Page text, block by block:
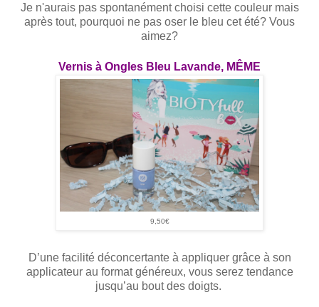
Je n'aurais pas spontanément choisi cette couleur mais
après tout, pourquoi ne pas oser le bleu cet été? Vous
aimez?
Vernis à Ongles Bleu Lavande, MÊME
9,50€
D’une facilité déconcertante à appliquer grâce à son
applicateur au format généreux, vous serez tendance
jusqu’au bout des doigts.